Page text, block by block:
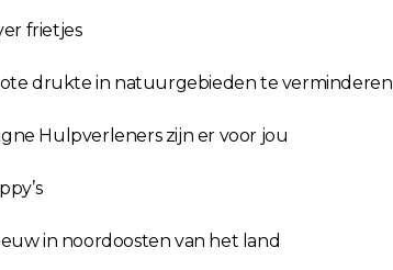
frietjes
drukte in natuurgebieden te verminderen
Hulpverleners zijn er voor jou
in noordoosten van het land